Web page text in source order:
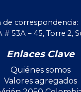
de correspondencia:
# 53A – 45, Torre 2,
Enlaces Clave
Quiénes somos
Valores agregados